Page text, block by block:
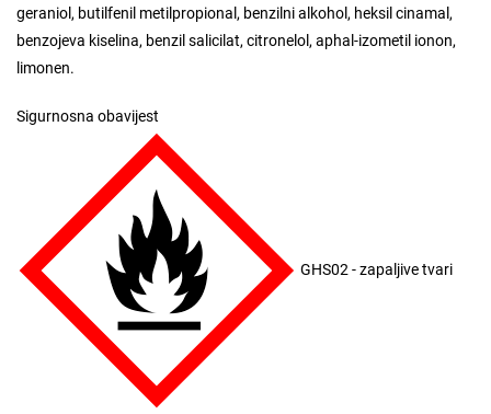
geraniol, butilfenil metilpropional, benzilni alkohol, heksil cinamal,
benzojeva kiselina, benzil salicilat, citronelol, aphal-izometil ionon,
limonen.
Sigurnosna obavijest
GHS02 - zapaljive tvari